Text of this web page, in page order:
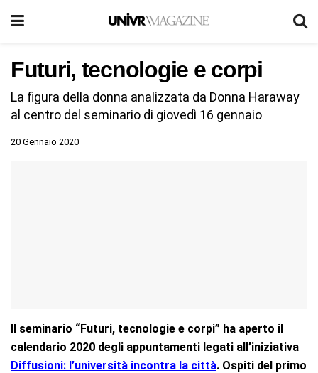
Futuri, tecnologie e corpi
La figura della donna analizzata da Donna Haraway
al centro del seminario di giovedì 16 gennaio
20 Gennaio 2020
Il seminario “Futuri, tecnologie e corpi” ha aperto il
calendario 2020 degli appuntamenti legati all’iniziativa
Diffusioni: l’università incontra la città. Ospiti del primo